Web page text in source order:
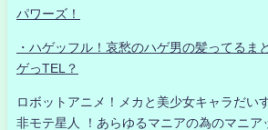
パワーズ！
・ハゲッフル！哀愁のハゲ男の髪ってるま
ゲっTEL？
ロボットアニメ！メカと美少女キャラだい
非モテ星人 ！あらゆるマニアの為のマニア